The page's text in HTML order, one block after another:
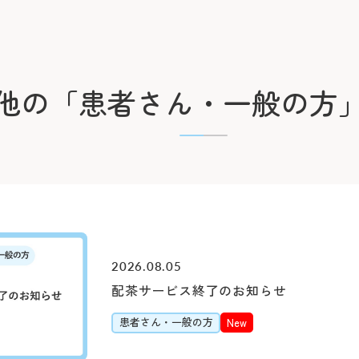
の 「患者さん・一般の方
2026.08.05
配茶サービス終了のお知らせ
患者さん・一般の方 New